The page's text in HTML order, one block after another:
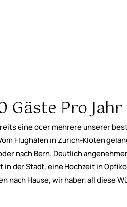
Gäste Pro
eine oder mehrere unserer
Flughafen in Zürich-Kloten
nach Bern. Deutlich
der Stadt, eine Hochzeit in
nach Hause, wir haben all diese